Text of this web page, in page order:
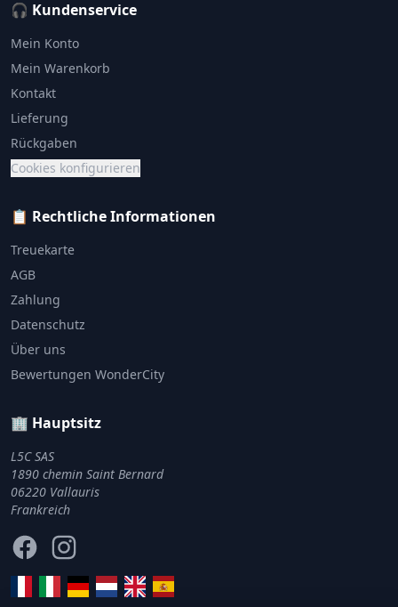
🎧 Kundenservice
Mein Konto
Mein Warenkorb
Kontakt
Lieferung
Rückgaben
Cookies konfigurieren
📋 Rechtliche Informationen
Treuekarte
AGB
Zahlung
Datenschutz
Über uns
Bewertungen WonderCity
🏢 Hauptsitz
L5C SAS
1890 chemin Saint Bernard
06220 Vallauris
Frankreich
FacebookInstagram